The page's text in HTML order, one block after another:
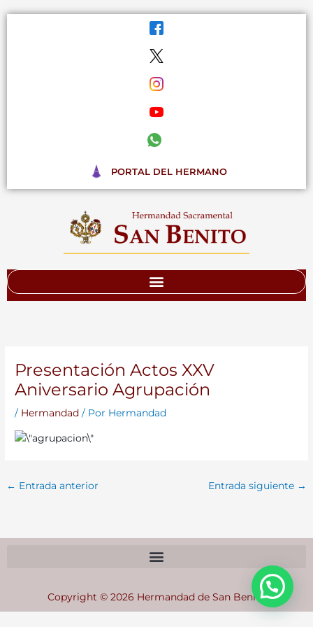
PORTAL DEL HERMANO
Presentación Actos XXV
Aniversario Agrupación
/ Hermandad / Por Hermandad
← Entrada anterior Entrada siguiente →
Copyright © 2026 Hermandad de San Benito